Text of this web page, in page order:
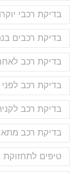
בדיקת רכבי
בדיקת רכבים
בדיקת רכב
בדיקת רכב לפני
בדיקת רכב
בדיקת רכב
טיפים לתחזוקת